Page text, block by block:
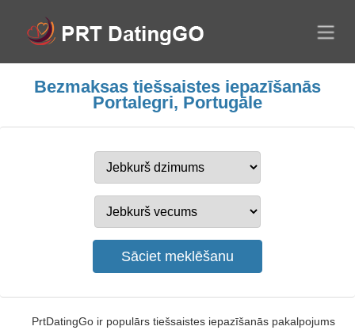
Bezmaksas tiešsaistes iepazīšanās
Portalegri, Portugāle
PrtDatingGo ir populārs tiešsaistes iepazīšanās pakalpojums